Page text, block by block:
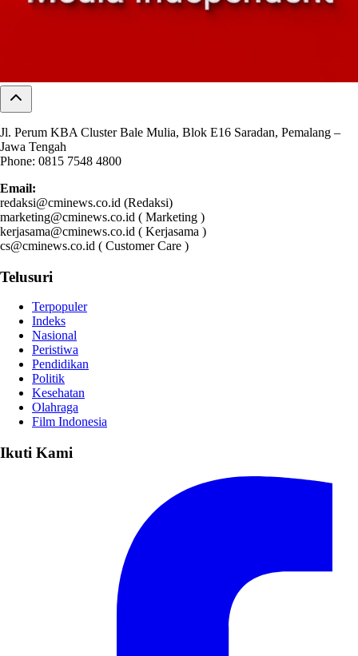
Jl. Perum KBA Cluster Bale Mulia, Blok E16 Saradan, Pemalang –
Jawa Tengah
Phone: 0815 7548 4800
Email:
redaksi@cminews.co.id (Redaksi)
marketing@cminews.co.id ( Marketing )
kerjasama@cminews.co.id ( Kerjasama )
cs@cminews.co.id ( Customer Care )
Telusuri
Terpopuler
Indeks
Nasional
Peristiwa
Pendidikan
Politik
Kesehatan
Olahraga
Film Indonesia
Ikuti Kami